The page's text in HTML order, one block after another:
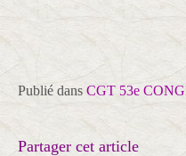
Publié dans CGT 53e
Partager cet article